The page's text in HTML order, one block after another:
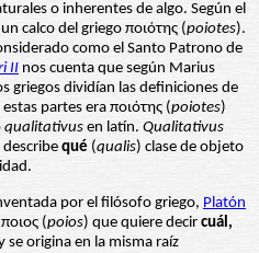
o inherentes de algo. Según el
calco del griego ποιότης (poiotes).
como el Santo Patrono de
II nos cuenta que según Marius
griegos dividían las definiciones de
partes era ποιότης (poiotes)
qualitativus en latín. Qualitativus
qué (qualis) clase de objeto
por el filósofo griego, Platón
(poios) que quiere decir cuál,
se origina en la misma raíz